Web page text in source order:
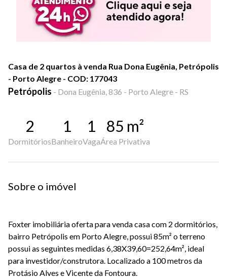
Casa de 2 quartos à venda Rua Dona Eugênia, Petrópolis
- Porto Alegre - COD: 177043
Petrópolis - Dona Eugênia, 836 - Porto Alegre - RS
2
Dormitórios
1
Banheiro
1
Vaga
85 m²
Área Privativa
Sobre o imóvel
Foxter imobiliária oferta para venda casa com 2 dormitórios,
bairro Petrópolis em Porto Alegre, possui 85m² o terreno
possui as seguintes medidas 6,38X39,60=252,64m², ideal
para investidor/construtora. Localizado a 100 metros da
Protásio Alves e Vicente da Fontoura.